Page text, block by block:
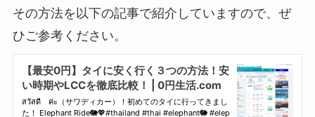
その方法を以下の記事で紹介していますので、ぜ
ひご参考ください。